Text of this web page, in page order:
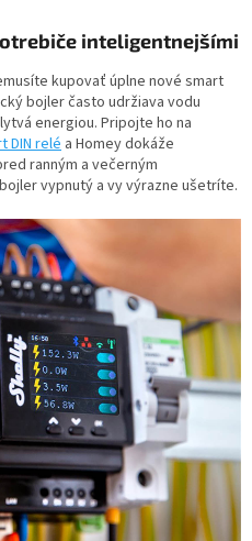
inteligentnejšími
kupovať úplne nové smart
bojler často udržiava vodu
energiou. Pripojte ho na
DIN relé a Homey dokáže
ranným a večerným
vypnutý a vy výrazne ušetríte.